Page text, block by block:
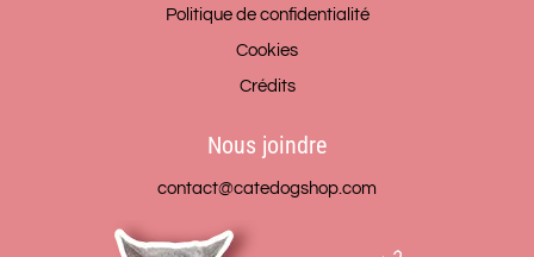
Politique de confidentialité
Cookies
Crédits
Nous joindre
contact@catedogshop.com